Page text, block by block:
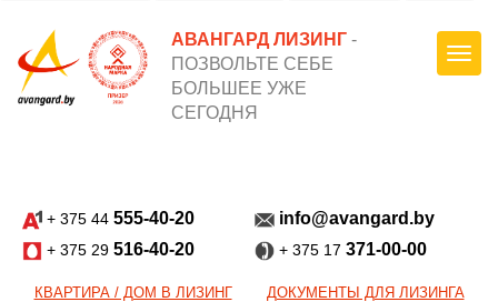
АВАНГАРД ЛИЗИНГ -
ПОЗВОЛЬТЕ СЕБЕ
БОЛЬШЕЕ УЖЕ
СЕГОДНЯ
+ 375 44 555-40-20
+ 375 29 516-40-20
info@avangard.by
+ 375 17 371-00-00
КВАРТИРА / ДОМ В ЛИЗИНГ
ДОКУМЕНТЫ ДЛЯ ЛИЗИНГА